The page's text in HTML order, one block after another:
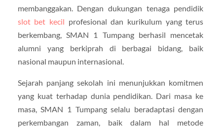
membanggakan. Dengan dukungan tenaga pendidik
slot bet kecil profesional dan kurikulum yang terus
berkembang, SMAN 1 Tumpang berhasil mencetak
alumni yang berkiprah di berbagai bidang, baik
nasional maupun internasional.
Sejarah panjang sekolah ini menunjukkan komitmen
yang kuat terhadap dunia pendidikan. Dari masa ke
masa, SMAN 1 Tumpang selalu beradaptasi dengan
perkembangan zaman, baik dalam hal metode